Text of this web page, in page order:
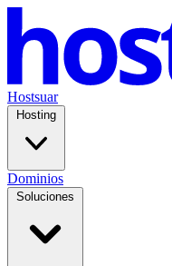
Hostsuar
Hosting
Dominios
Soluciones